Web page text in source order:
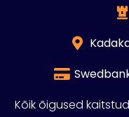
Kõik õigused